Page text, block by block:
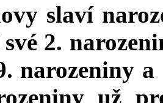
slaví
své 2.
narozeniny
už